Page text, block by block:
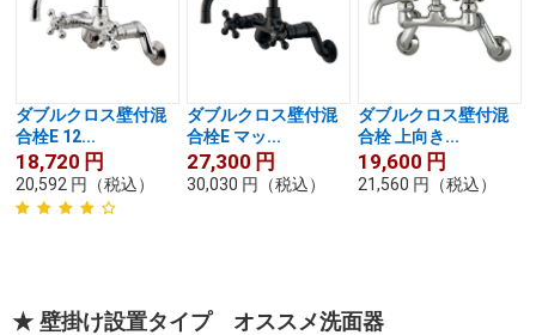
ダブルクロス壁付混
合栓E 12...
18,720 円
20,592 円 （税込）
ダブルクロス壁付混
合栓E マッ...
27,300 円
30,030 円 （税込）
ダブルクロス壁付混
合栓 上向き...
19,600 円
21,560 円 （税込）
★ 壁掛け設置タイプ オススメ洗面器